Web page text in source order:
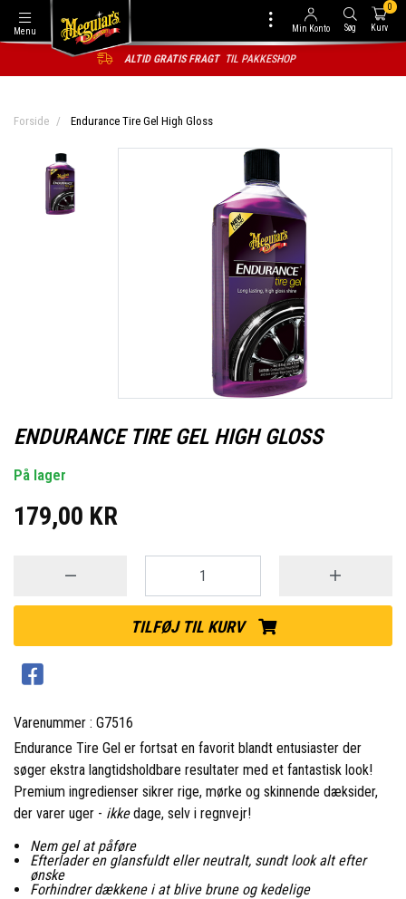
Menu Min Konto Søg Kurv
0
ALTID GRATIS FRAGT TIL PAKKESHOP
Forside Endurance Tire Gel High Gloss
ENDURANCE TIRE GEL HIGH GLOSS
På lager
179,00 KR
TILFØJ TIL KURV
Varenummer : G7516
Endurance Tire Gel er fortsat en favorit blandt entusiaster der
søger ekstra langtidsholdbare resultater med et fantastisk look!
Premium ingredienser sikrer rige, mørke og skinnende dæksider,
der varer uger - ikkedage, selv i regnvejr!
Nem gel at påføre
Efterlader en glansfuldt eller neutralt, sundt look alt efter
ønske
Forhindrer dækkene i at blive brune og kedelige